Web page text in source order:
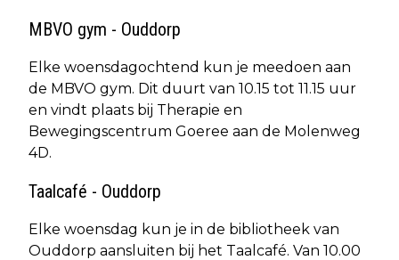
MBVO gym - Ouddorp
Elke woensdagochtend kun je meedoen aan
de MBVO gym. Dit duurt van 10.15 tot 11.15 uur
en vindt plaats bij Therapie en
Bewegingscentrum Goeree aan de Molenweg
4D.
Taalcafé - Ouddorp
Elke woensdag kun je in de bibliotheek van
Ouddorp aansluiten bij het Taalcafé. Van 10.00